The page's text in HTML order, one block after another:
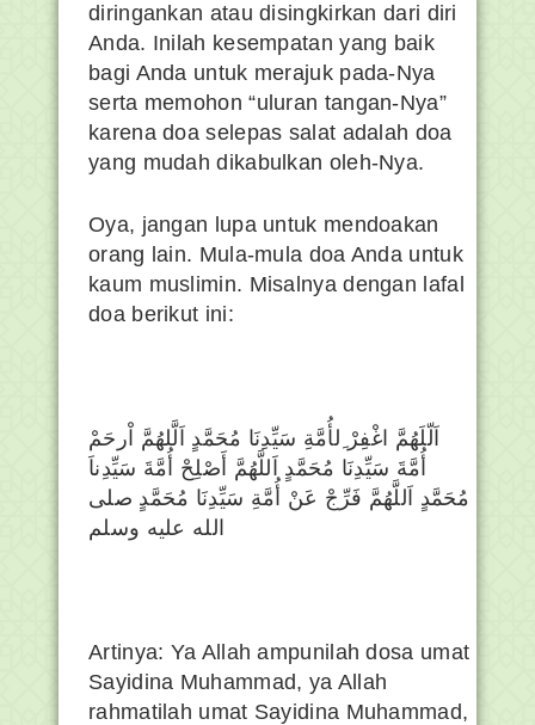
diringankan atau disingkirkan dari diri
Anda. Inilah kesempatan yang baik
bagi Anda untuk merajuk pada-Nya
serta memohon “uluran tangan-Nya”
karena doa selepas salat adalah doa
yang mudah dikabulkan oleh-Nya.
Oya, jangan lupa untuk mendoakan
orang lain. Mula-mula doa Anda untuk
kaum muslimin. Misalnya dengan lafal
doa berikut ini:
اَلّلَهُمَّ اغْفِرْ ِلأُمَّةِ سَيِّدِنَا مُحَمَّدٍ اَلَّلهُمَّ اْرحَمْ
أُمَّةَ سَيِّدِنَا مُحَمَّدٍ اَللَّهُمَّ أَصْلِحْ أُمَّةَ سَيِّدِناَ
مُحَمَّدٍ اَللَّهُمَّ فَرِّجْ عَنْ أُمَّةِ سَيِّدِنَا مُحَمَّدٍ صلى
الله عليه وسلم
Artinya: Ya Allah ampunilah dosa umat
Sayidina Muhammad, ya Allah
rahmatilah umat Sayidina Muhammad,